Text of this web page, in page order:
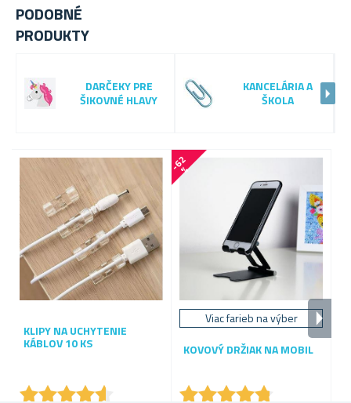
PODOBNÉ
PRODUKTY
DARČEKY PRE
ŠIKOVNÉ HLAVY
KANCELÁRIA A
ŠKOLA
KLIPY NA UCHYTENIE
KÁBLOV 10 KS
★★★★★
★★★★★
-
6
2
%
Viac farieb na výber
KOVOVÝ DRŽIAK NA MOBIL
★★★★★
★★★★★